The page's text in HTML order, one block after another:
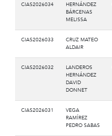
CIAS2026034
HERNÁNDEZ
BÁRCENAS
MELISSA
CIAS2026033
CRUZ MATEO
ALDAIR
CIAS2026032
LANDEROS
HERNÁNDEZ
DAVID
DONNET
CIAS2026031
VEGA
RAMÍREZ
PEDRO SABAS